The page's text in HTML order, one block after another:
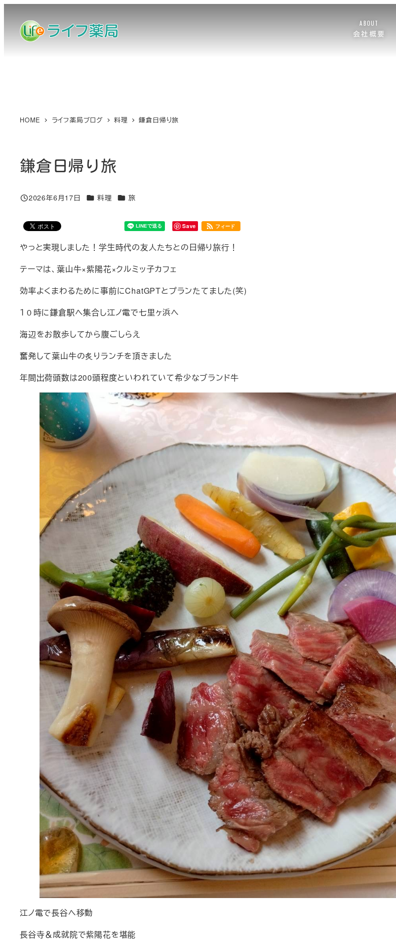
ABOUT
会社概要
HOME ライフ薬局ブログ 料理 鎌倉日帰り旅
鎌倉日帰り旅
投稿日
2026年6月17日 カテゴリー
料理 カテゴリー
旅
Save フィード
やっと実現しました！学生時代の友人たちとの日帰り旅行！
テーマは、葉山牛×紫陽花×クルミッ子カフェ
効率よくまわるために事前にChatGPTとプランたてました(笑)
１０時に鎌倉駅へ集合し江ノ電で七里ヶ浜へ
海辺をお散歩してから腹ごしらえ
奮発して葉山牛の炙りランチを頂きました
年間出荷頭数は200頭程度といわれていて希少なブランド牛
江ノ電で長谷へ移動
長谷寺＆成就院で紫陽花を堪能